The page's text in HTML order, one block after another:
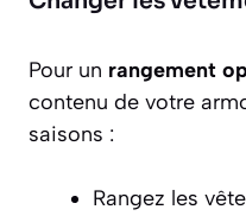
Pour un rangement
contenu de votre
saisons :
Rangez les